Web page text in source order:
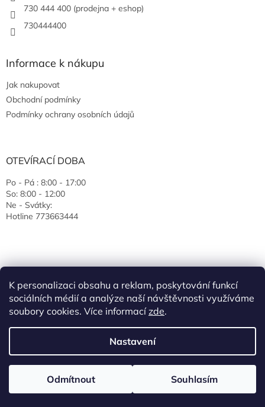
K personalizaci obsahu a reklam, poskytování funkcí
sociálních médií a analýze naší návštěvnosti využíváme
soubory cookies. Více informacízde.
Nastavení
Odmítnout Souhlasím
730 444 400 (prodejna + eshop)
730444400
Informace k nákupu
Jak nakupovat
Obchodní podmínky
Podmínky ochrany osobních údajů
OTEVÍRACÍ DOBA
Po - Pá : 8:00 - 17:00
So: 8:00 - 12:00
Ne - Svátky:
Hotline 773663444
Copyright 2026EcoJas s.r.o.. Všechna práva vyhrazena.Upravit